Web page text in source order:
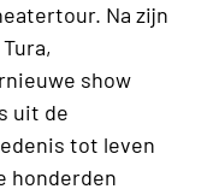
Na zijn
show
uit de
tot leven
honderden